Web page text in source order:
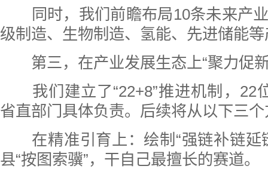
同时，我们前瞻布局10条未来产业
级制造、生物制造、氢能、先进储能
第三，在产业发展生态上“聚力促
我们建立了“22+8”推进机制，22
省直部门具体负责。后续将从以下三
在精准引育上：绘制“强链补链延
县“按图索骥”，干自己最擅长的赛道。